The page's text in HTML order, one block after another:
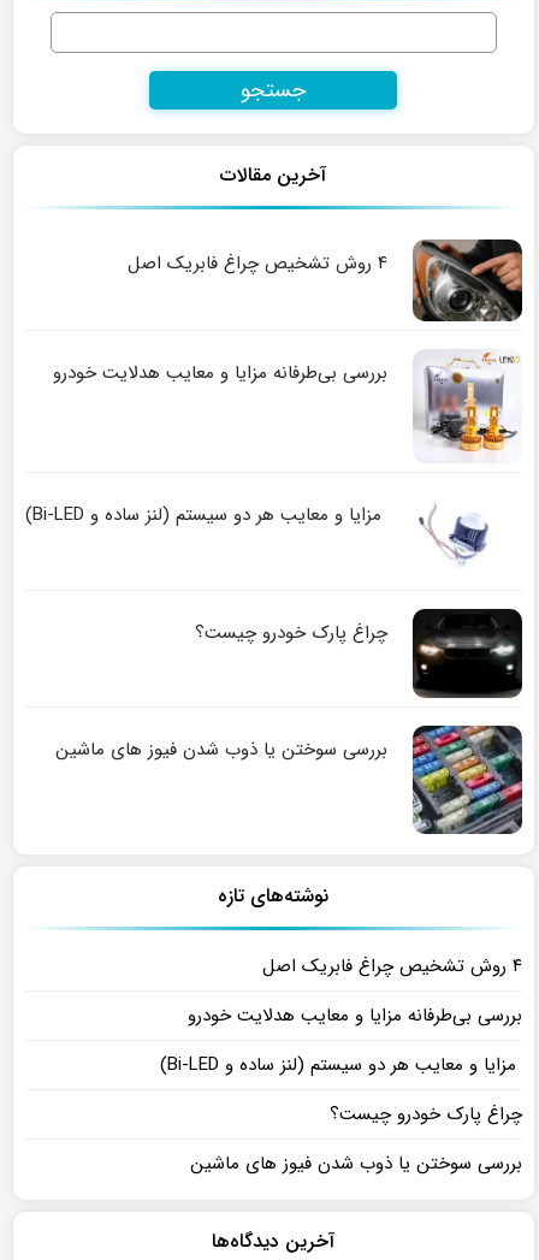
جستجو
آخرین مقالات
۴ روش تشخیص چراغ فابریک اصل
بررسی بی‌طرفانه مزایا و معایب هدلایت خودرو
مزایا و معایب هر دو سیستم (لنز ساده و Bi-LED)
چراغ پارک خودرو چیست؟
بررسی سوختن یا ذوب شدن فیوز های ماشین
نوشته‌های تازه
۴ روش تشخیص چراغ فابریک اصل
بررسی بی‌طرفانه مزایا و معایب هدلایت خودرو
مزایا و معایب هر دو سیستم (لنز ساده و Bi-LED)
چراغ پارک خودرو چیست؟
بررسی سوختن یا ذوب شدن فیوز های ماشین
آخرین دیدگاه‌ها